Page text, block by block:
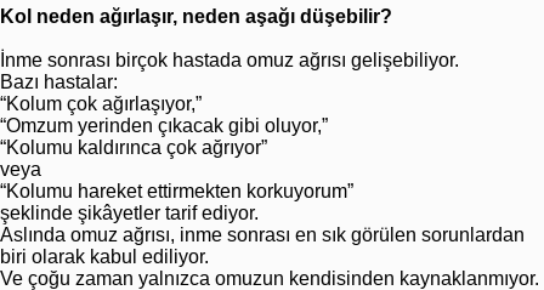
Kol neden ağırlaşır, neden aşağı düşebilir?
İnme sonrası birçok hastada omuz ağrısı gelişebiliyor.
Bazı hastalar:
“Kolum çok ağırlaşıyor,”
“Omzum yerinden çıkacak gibi oluyor,”
“Kolumu kaldırınca çok ağrıyor”
veya
“Kolumu hareket ettirmekten korkuyorum”
şeklinde şikâyetler tarif ediyor.
Aslında omuz ağrısı, inme sonrası en sık görülen sorunlardan
biri olarak kabul ediliyor.
Ve çoğu zaman yalnızca omuzun kendisinden kaynaklanmıyor.